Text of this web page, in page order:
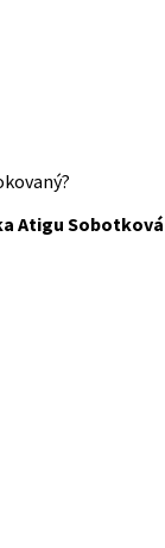
Atigu Sobotková